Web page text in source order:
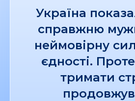
Україна
справжню
неймовірну
єдності.
тримати